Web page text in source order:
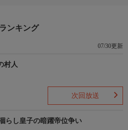
ンキング
07/30更新
村人
次回放送
らし皇子の暗躍帝位争い